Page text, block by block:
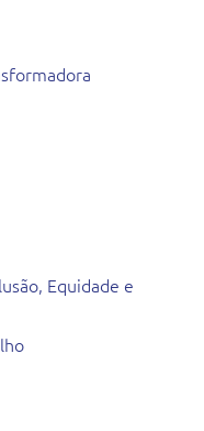
Equidade e